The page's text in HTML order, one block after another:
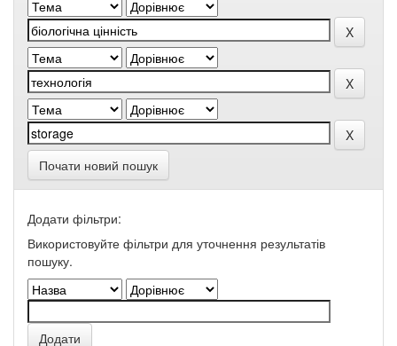
Почати новий пошук
Додати фільтри:
Використовуйте фільтри для уточнення результатів
пошуку.